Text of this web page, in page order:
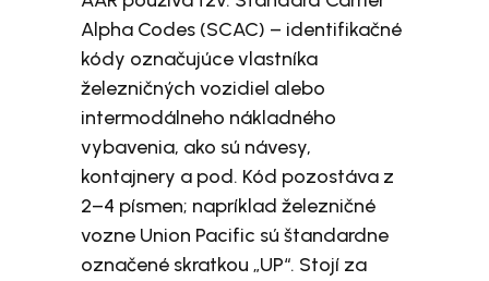
Alpha Codes (SCAC) – identifikačné
kódy označujúce vlastníka
železničných vozidiel alebo
intermodálneho nákladného
vybavenia, ako sú návesy,
kontajnery a pod. Kód pozostáva z
2–4 písmen; napríklad železničné
vozne Union Pacific sú štandardne
označené skratkou „UP“. Stojí za